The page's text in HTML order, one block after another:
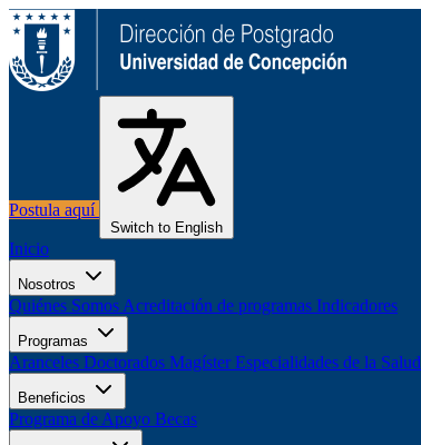
Postula aquí
Switch to English
Inicio
Nosotros
Quiénes Somos Acreditación de programas Indicadores
Programas
Aranceles Doctorados Magíster Especialidades de la Salud
Beneficios
Programa de Apoyo Becas